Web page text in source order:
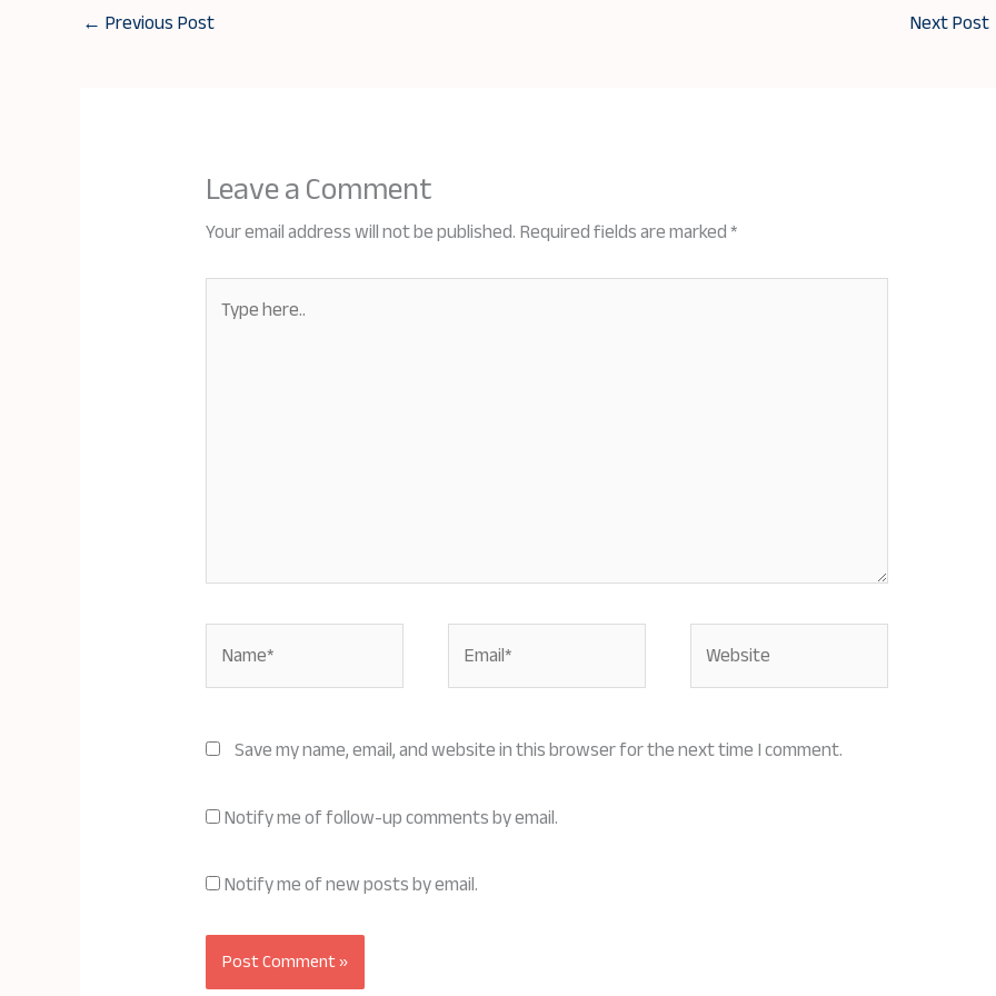
← Previous Post Next Post
Leave a Comment
Your email address will not be published.Required fields are marked*
here..
Website
Save my name, email, and website in this browser for the next time I comment.
Notify me of follow-up comments by email.
Notify me of new posts by email.